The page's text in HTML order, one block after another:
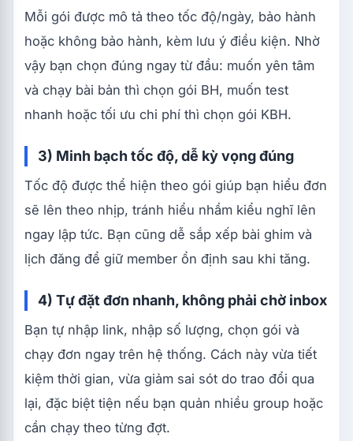
Mỗi gói được mô tả theo tốc độ/ngày, bảo hành
hoặc không bảo hành, kèm lưu ý điều kiện. Nhờ
vậy bạn chọn đúng ngay từ đầu: muốn yên tâm
và chạy bài bản thì chọn gói BH, muốn test
nhanh hoặc tối ưu chi phí thì chọn gói KBH.
3) Minh bạch tốc độ, dễ kỳ vọng đúng
Tốc độ được thể hiện theo gói giúp bạn hiểu đơn
sẽ lên theo nhịp, tránh hiểu nhầm kiểu nghĩ lên
ngay lập tức. Bạn cũng dễ sắp xếp bài ghim và
lịch đăng để giữ member ổn định sau khi tăng.
4) Tự đặt đơn nhanh, không phải chờ inbox
Bạn tự nhập link, nhập số lượng, chọn gói và
chạy đơn ngay trên hệ thống. Cách này vừa tiết
kiệm thời gian, vừa giảm sai sót do trao đổi qua
lại, đặc biệt tiện nếu bạn quản nhiều group hoặc
cần chạy theo từng đợt.